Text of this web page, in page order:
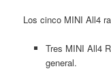
Los cinco MINI All4
Tres MINI All4
general.